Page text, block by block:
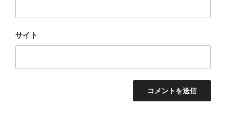
サイト